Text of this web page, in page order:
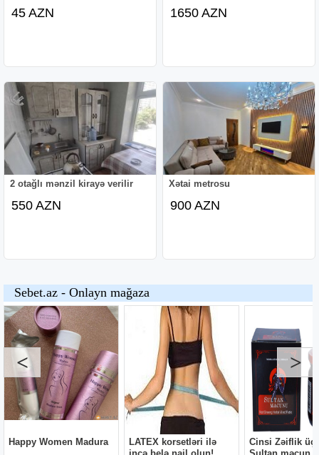
45 AZN 1650 AZN
2 otağlı mənzil kirayə verilir
550 AZN
Xətai metrosu
900 AZN